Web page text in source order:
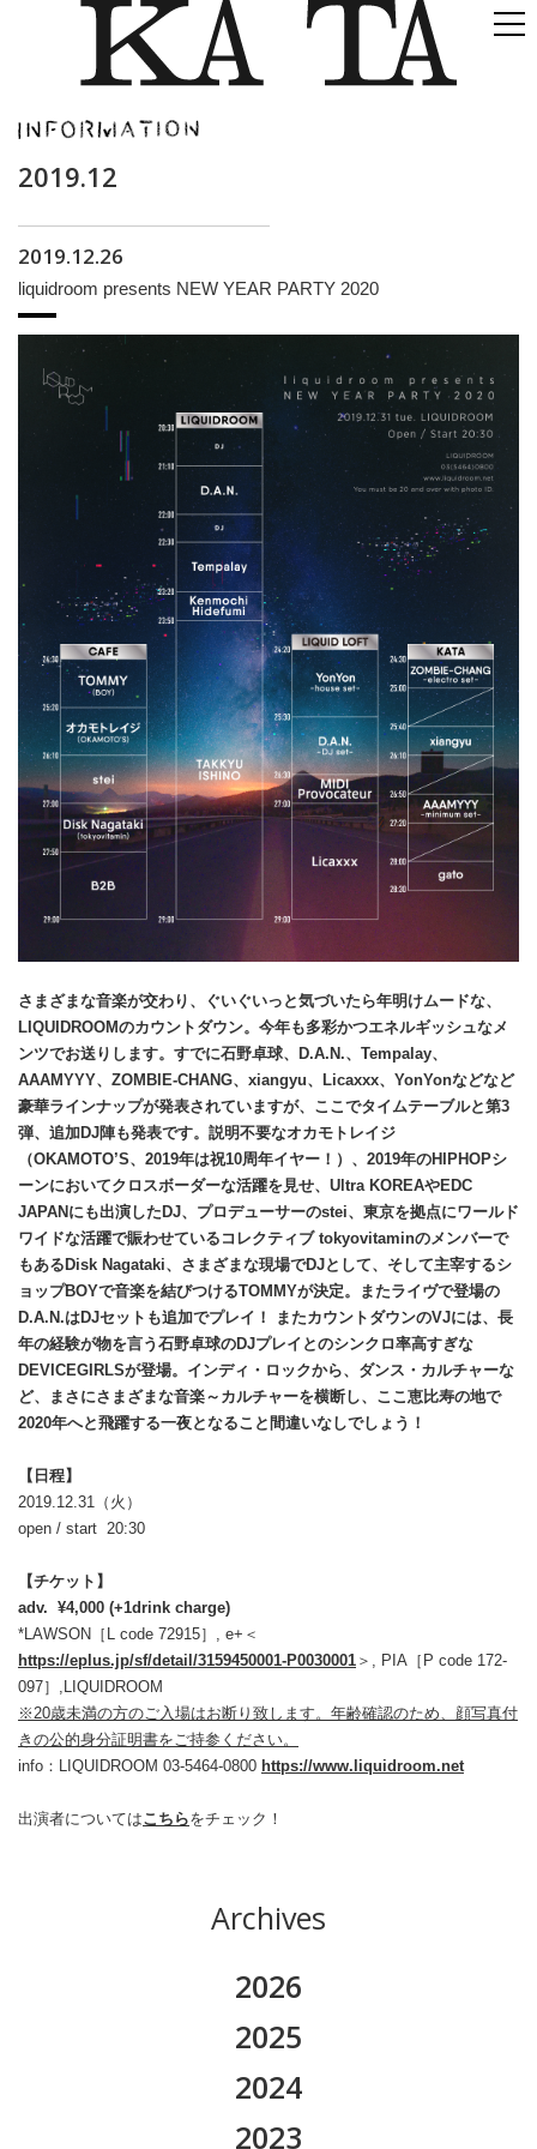
2019.12
2019.12.26
liquidroom presents NEW YEAR PARTY 2020
さまざまな音楽が交わり、ぐいぐいっと気づいたら年明けムードな、
LIQUIDROOMのカウントダウン。今年も多彩かつエネルギッシュなメ
ンツでお送りします。すでに石野卓球、D.A.N.、Tempalay、
AAAMYYY、ZOMBIE-CHANG、xiangyu、Licaxxx、YonYonなどなど
豪華ラインナップが発表されていますが、ここでタイムテーブルと第3
弾、追加DJ陣も発表です。説明不要なオカモトレイジ
（OKAMOTO’S、2019年は祝10周年イヤー！）、2019年のHIPHOPシ
ーンにおいてクロスボーダーな活躍を見せ、Ultra KOREAやEDC
JAPANにも出演したDJ、プロデューサーのstei、東京を拠点にワールド
ワイドな活躍で賑わせているコレクティブ tokyovitaminのメンバーで
もあるDisk Nagataki、さまざまな現場でDJとして、そして主宰するシ
ョップBOYで音楽を結びつけるTOMMYが決定。またライヴで登場の
D.A.N.はDJセットも追加でプレイ！ またカウントダウンのVJには、長
年の経験が物を言う石野卓球のDJプレイとのシンクロ率高すぎな
DEVICEGIRLSが登場。インディ・ロックから、ダンス・カルチャーな
ど、まさにさまざまな音楽～カルチャーを横断し、ここ恵比寿の地で
2020年へと飛躍する一夜となること間違いなしでしょう！
【日程】
2019.12.31（火）
open / start 20:30
【チケット】
adv. ¥4,000 (+1drink charge)
*LAWSON［L code 72915］, e+＜
https://eplus.jp/sf/detail/3159450001-P0030001 ＞, PIA［P code 172-
097］,LIQUIDROOM
※20歳未満の方のご入場はお断り致します。年齢確認のため、顔写真付
きの公的身分証明書をご持参ください。
info：LIQUIDROOM 03-5464-0800 https://www.liquidroom.net
出演者についてはこちらをチェック！
Archives
2026
2026.08
2026.07
2025
2025.11
2025.10
2024
2024.12
2023